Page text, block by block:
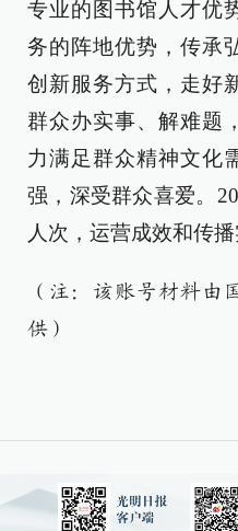
专业的图书馆人才优
务的阵地优势，传承
创新服务方式，走好
群众办实事、解难题
力满足群众精神文化
强，深受群众喜爱。
人次，运营成效和传播
（注：该账号材料由
供）